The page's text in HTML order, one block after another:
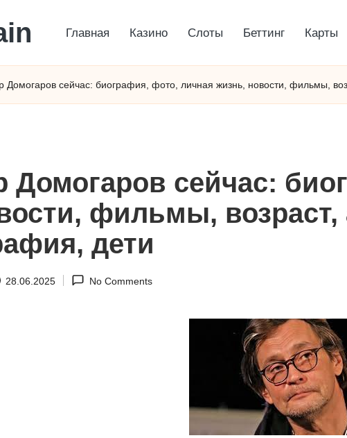
Главная Казино Слоты Беттинг Карты
Домогаров сейчас: биография, фото, личная жизнь, новости, фильмы,
Домогаров сейчас:
фильмы, возраст,
дети
28.06.2025 No Comments